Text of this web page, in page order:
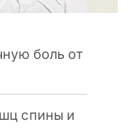
боль от
спины и